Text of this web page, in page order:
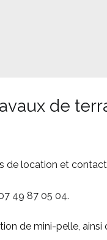
de
de location et
49 87 05 04.
de mini-pelle,